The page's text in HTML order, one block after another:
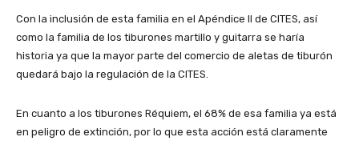
Con la inclusión de esta familia en el Apéndice II de CITES, así
como la familia de los tiburones martillo y guitarra se haría
historia ya que la mayor parte del comercio de aletas de tiburón
quedará bajo la regulación de la CITES.
En cuanto a los tiburones Réquiem, el 68% de esa familia ya está
en peligro de extinción, por lo que esta acción está claramente